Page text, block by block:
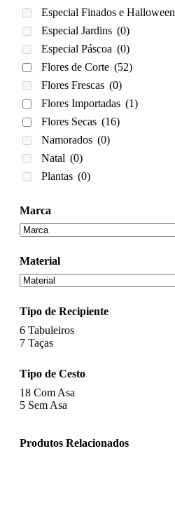
Especial Finados e Halloween
Especial Jardins (0)
Especial Páscoa (0)
Flores de Corte (52)
Flores Frescas (0)
Flores Importadas (1)
Flores Secas (16)
Namorados (0)
Natal (0)
Plantas (0)
Marca
Material
Tipo de Recipiente
6 Tabuleiros
7 Taças
Tipo de Cesto
18 Com Asa
5 Sem Asa
Produtos Relacionados